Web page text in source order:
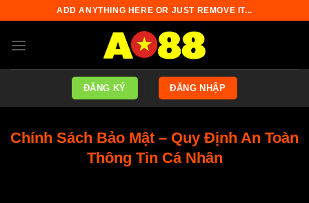
content
ADD ANYTHING HERE OR JUST REMOVE IT...
ĐĂNG KÝ ĐĂNG NHẬP
Chính Sách Bảo Mật – Quy Định An Toàn
Thông Tin Cá Nhân